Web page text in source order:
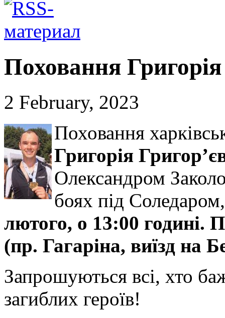
Поховання
2 February, 2023
Поховання
Григорія
Олександром
боях під
лютого, о 13:00
(пр. Гагаріна, виїзд на
Запрошуються всі, хто
загиблих героїв!